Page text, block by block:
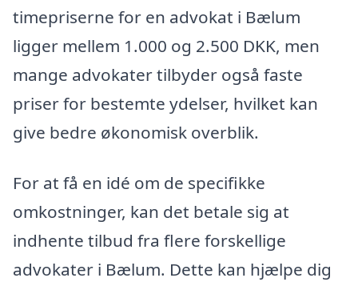
timepriserne for en advokat i Bælum
ligger mellem 1.000 og 2.500 DKK, men
mange advokater tilbyder også faste
priser for bestemte ydelser, hvilket kan
give bedre økonomisk overblik.
For at få en idé om de specifikke
omkostninger, kan det betale sig at
indhente tilbud fra flere forskellige
advokater i Bælum. Dette kan hjælpe dig